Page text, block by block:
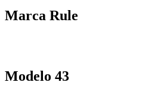
Marca Rule
Modelo 43